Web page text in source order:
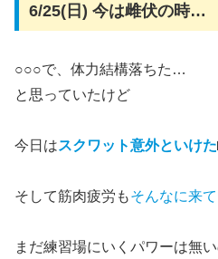
6/25(日) 今は雌伏の時…
○○○で、体力結構落ちた…
と思っていたけど
今日はスクワット意外といけた
そして筋肉疲労もそんなに来
まだ練習場にいくパワーは無い